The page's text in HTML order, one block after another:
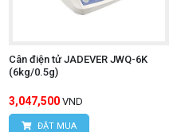
Cân điện tử JADEVER JWQ-6K
(6kg/0.5g)
3,047,500 VND
ĐẶT MUA